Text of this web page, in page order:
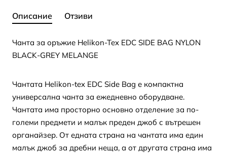
Описание Отзиви
Чанта за оръжие Helikon-Tex EDC SIDE BAG NYLON
BLACK-GREY MELANGE
Чантата Helikon-tex EDC Side Bag е компактна
универсална чанта за ежедневно оборудване.
Чантата има просторно основно отделение за по-
големи предмети и малък преден джоб с вътрешен
органайзер. От едната страна на чантата има един
малък джоб за дребни неща, а от другата страна има